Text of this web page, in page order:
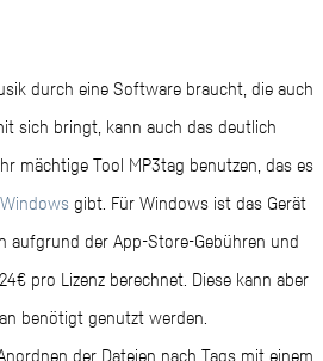
durch eine Software braucht, die auch
sich bringt, kann auch das deutlich
mächtige Tool MP3tag benutzen, das es
Windows gibt. Für Windows ist das Gerät
aufgrund der App-Store-Gebühren und
pro Lizenz berechnet. Diese kann aber
benötigt genutzt werden.
der Dateien nach Tags mit einem